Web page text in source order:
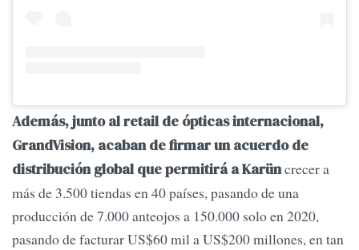
Además, junto al retail de ópticas internacional,
GrandVision, acaban de firmar un acuerdo de
distribución global que permitirá a Karüncrecer a
más de 3.500 tiendas en 40 países, pasando de una
producción de 7.000 anteojos a 150.000 solo en 2020,
pasando de facturar US$60 mil a US$200 millones, en tan